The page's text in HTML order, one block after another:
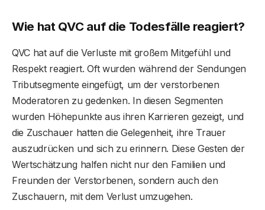
Wie hat QVC auf die Todesfälle reagiert?
QVC hat auf die Verluste mit großem Mitgefühl und
Respekt reagiert. Oft wurden während der Sendungen
Tributsegmente eingefügt, um der verstorbenen
Moderatoren zu gedenken. In diesen Segmenten
wurden Höhepunkte aus ihren Karrieren gezeigt, und
die Zuschauer hatten die Gelegenheit, ihre Trauer
auszudrücken und sich zu erinnern. Diese Gesten der
Wertschätzung halfen nicht nur den Familien und
Freunden der Verstorbenen, sondern auch den
Zuschauern, mit dem Verlust umzugehen.